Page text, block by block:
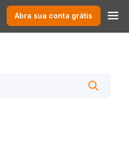
Abra sua conta grátis